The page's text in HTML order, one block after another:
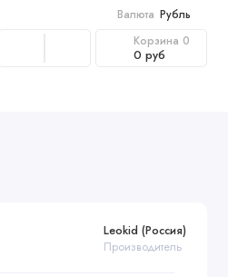
Валюта Рубль
Корзина 0
0 руб
Leokid (Россия)
Производитель